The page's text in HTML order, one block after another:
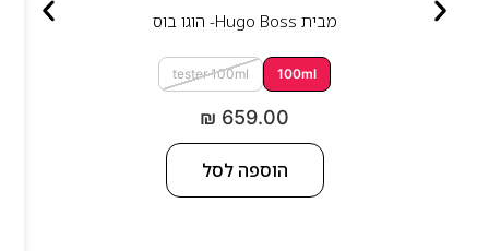
מבית Hugo Boss- הוגו בוס
100ml
tester 100ml
₪ 659.00
הוספה לסל